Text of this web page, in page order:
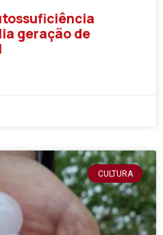
geração de
CULTURA